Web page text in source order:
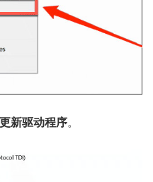
更新驱动程序。